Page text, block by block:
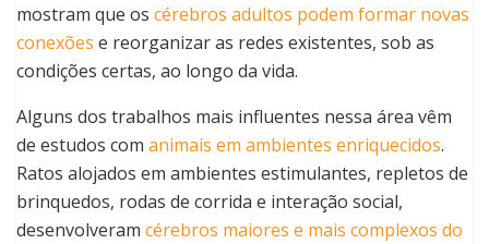
mostram que os cérebros adultos podem formar novas
conexões e reorganizar as redes existentes, sob as
condições certas, ao longo da vida.
Alguns dos trabalhos mais influentes nessa área vêm
de estudos com animais em ambientes enriquecidos.
Ratos alojados em ambientes estimulantes, repletos de
brinquedos, rodas de corrida e interação social,
desenvolveram cérebros maiores e mais complexos do